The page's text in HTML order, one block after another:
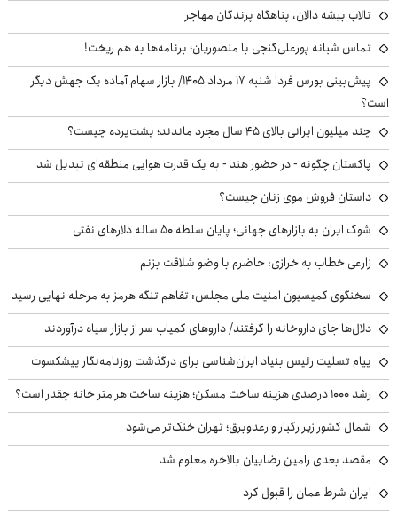
تالاب بیشه دالان، پناهگاه پرندگان مهاجر
تماس شبانه پورعلی‌گنجی با منصوریان؛ برنامه‌ها به هم ریخت!
پیش‌بینی بورس فردا شنبه ۱۷ مرداد ۱۴۰۵/ بازار سهام آماده یک جهش دیگر
است؟
چند میلیون ایرانی بالای ۴۵ سال مجرد ماندند؛ پشت‌پرده چیست؟
پاکستان چگونه - در حضور هند - به یک قدرت هوایی منطقه‌ای تبدیل شد
داستان فروش موی زنان چیست؟
شوک ایران به بازارهای جهانی؛ پایان سلطه ۵۰ ساله دلارهای نفتی
زارعی خطاب به خرازی: حاضرم با وضو شلاقت بزنم
سخنگوی کمیسیون امنیت ملی مجلس: تفاهم تنگه هرمز به مرحله نهایی رسید
دلال‌ها جای داروخانه را گرفتند/ داروهای کمیاب سر از بازار سیاه درآوردند
پیام تسلیت رئیس بنیاد ایران‌شناسی برای درگذشت روزنامه‌نگار پیشکسوت
رشد ۱۰۰۰ درصدی هزینه ساخت مسکن؛ هزینه ساخت هر متر خانه چقدر است؟
شمال کشور زیر رگبار و رعدوبرق؛ تهران خنک‌تر می‌شود
مقصد بعدی رامین رضاییان بالاخره معلوم شد
ایران شرط عمان را قبول کرد